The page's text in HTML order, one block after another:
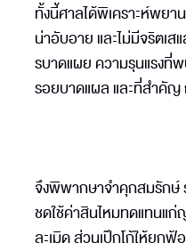
ทั้งนี้ศาลได้พิเคราะห์พยา
น่าอับอาย และไม่มีจริตเ
รบาดแผย ความรุนแรงที่
รอยบาดแผล และที่สำคัญ
จึงพิพากษาจำคุกสมรักษ์ ร
ชดใช้ค่าสินไหมทดแทนแ
ละเมิด ส่วนเป๊กโก้ให้ยกฟ้